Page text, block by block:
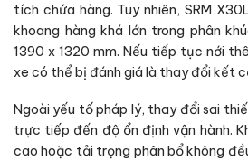
tích chứa hàng. Tuy nhiên, SRM
khoang hàng khá lớn trong phân
1390 x 1320 mm. Nếu tiếp tục nới
xe có thể bị đánh giá là thay đổi kết
Ngoài yếu tố pháp lý, thay đổi sai
trực tiếp đến độ ổn định vận hành.
cao hoặc tải trọng phân bổ không